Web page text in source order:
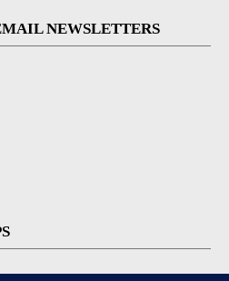
NEWSLETTERS